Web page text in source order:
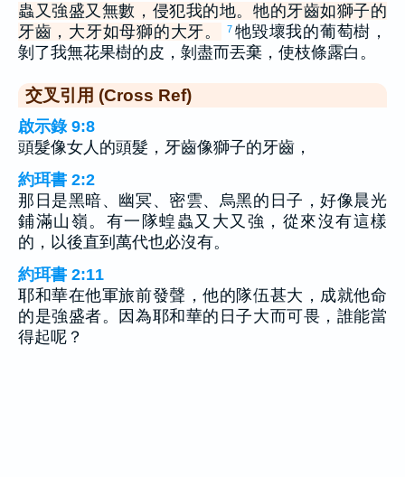
蟲又強盛又無數，侵犯我的地。牠的牙齒如獅子的
牙齒，大牙如母獅的大牙。
7 牠毀壞我的葡萄樹，
剝了我無花果樹的皮，剝盡而丟棄，使枝條露白。
交叉引用 (Cross Ref)
啟示錄 9:8
頭髮像女人的頭髮，牙齒像獅子的牙齒，
約珥書 2:2
那日是黑暗、幽冥、密雲、烏黑的日子，好像晨光
鋪滿山嶺。有一隊蝗蟲又大又強，從來沒有這樣
的，以後直到萬代也必沒有。
約珥書 2:11
耶和華在他軍旅前發聲，他的隊伍甚大，成就他命
的是強盛者。因為耶和華的日子大而可畏，誰能當
得起呢？